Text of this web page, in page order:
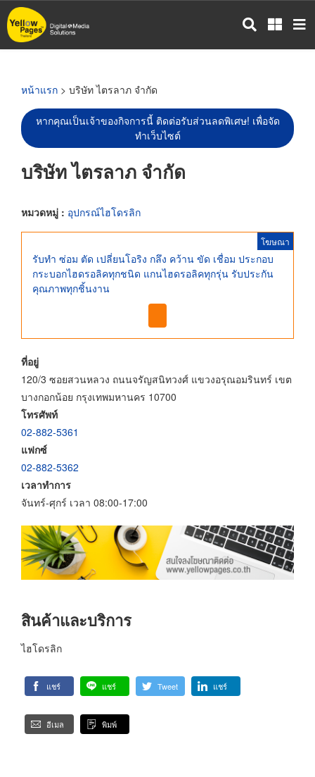
ข้าม
ไป
หน้าแรก > บริษัท ไตรลาภ จำกัด
หากคุณเป็นเจ้าของกิจการนี้ ติดต่อรับส่วนลดพิเศษ! เพื่อจัด
ทำเว็บไซต์
บริษัท ไตรลาภ จำกัด
หมวดหมู่ : อุปกรณ์ไฮโดรลิก
โฆษณา
รับทำ ซ่อม ตัด เปลี่ยนโอริง กลึง คว้าน ขัด เชื่อม ประกอบ
กระบอกไฮดรอลิคทุกชนิด แกนไฮดรอลิคทุกรุ่น รับประกัน
คุณภาพทุกชิ้นงาน
ที่อยู่
120/3 ซอยสวนหลวง ถนนจรัญสนิทวงศ์ แขวงอรุณอมรินทร์ เขต
บางกอกน้อย กรุงเทพมหานคร 10700
โทรศัพท์
02-882-5361
แฟกซ์
02-882-5362
เวลาทำการ
จันทร์-ศุกร์ เวลา 08:00-17:00
สินค้าและบริการ
ไฮโดรลิก
แชร์ แชร์ Tweet แชร์
อีเมล พิมพ์